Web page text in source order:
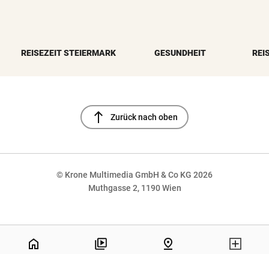
REISEZEIT STEIERMARK GESUNDHEIT
north Zurück nach oben
© Krone Multimedia GmbH & Co KG 2026
Muthgasse 2, 1190 Wien
home pin_drop
NaN%